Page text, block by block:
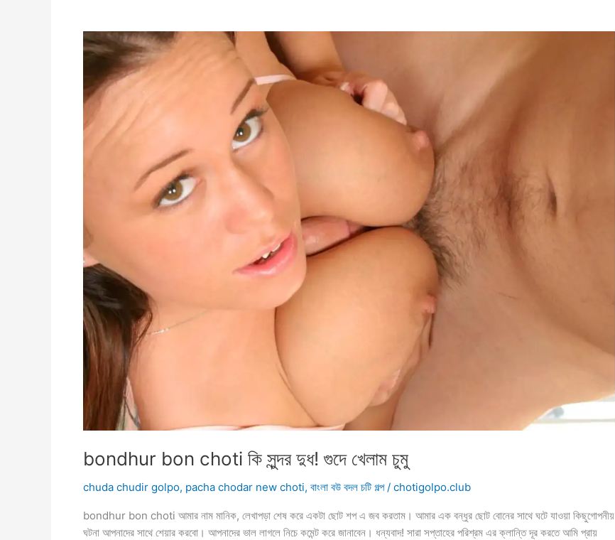
বন্ধুর
সাথে
চোদালাম
bondhur bon choti কি সুন্দর দুধ! গুদে খেলাম চুমু
chuda chudir golpo, pacha chodar new choti, বাংলা বউ বদল চটি গল্প/ chotigolpo.club
bondhur bon choti আমার নাম মানিক, লেখাপড়া শেষ করে একটা ছোট শপ এ জব করতাম। আমার এক বন্ধুর ছোট বোনের সাথে ঘটে যাওয়া কিছুগোপনীয়
ঘটনা আপনাদের সাথে শেয়ার করবো। আপনাদের ভাল লাগলে নিচে কমেন্ট করে জানাবেন। ধন্যবাদ! সারা সপ্তাহের পরিশ্রম এর ক্লান্তি দূর করতে আমি প্রায়